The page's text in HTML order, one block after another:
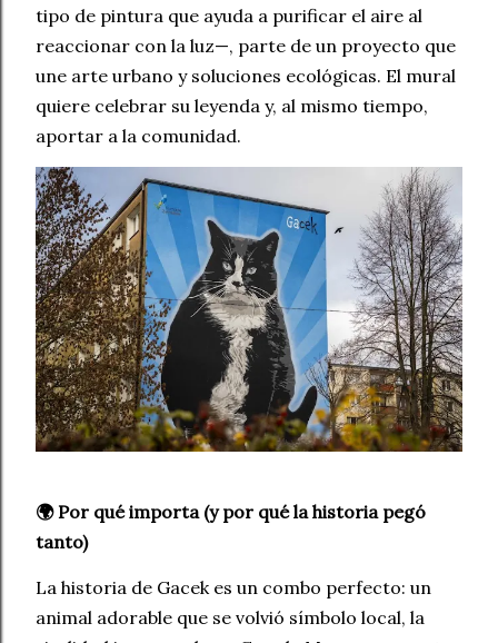
tipo de pintura que ayuda a purificar el aire al
reaccionar con la luz—, parte de un proyecto que
une arte urbano y soluciones ecológicas. El mural
quiere celebrar su leyenda y, al mismo tiempo,
aportar a la comunidad.
🌍 Por qué importa (y por qué la historia pegó
tanto)
La historia de Gacek es un combo perfecto: un
animal adorable que se volvió símbolo local, la